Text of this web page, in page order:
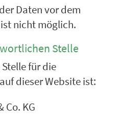
Daten vor dem
nicht möglich.
Stelle
für die
dieser Website ist:
Co. KG